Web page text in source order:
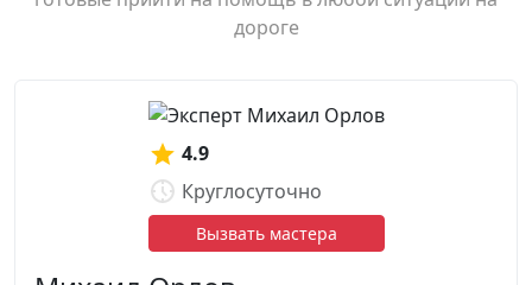
дороге
4.9
Круглосуточно
Вызвать мастера